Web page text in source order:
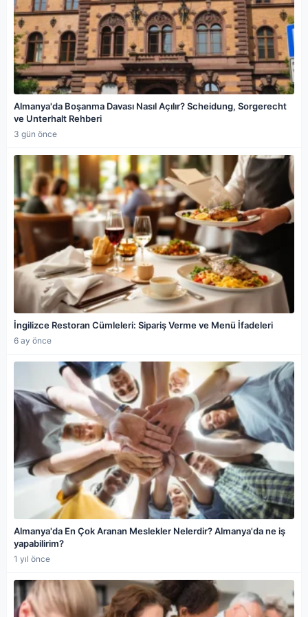
Almanya'da Boşanma Davası Nasıl Açılır? Scheidung, Sorgerecht
ve Unterhalt Rehberi
3 gün önce
İngilizce Restoran Cümleleri: Sipariş Verme ve Menü İfadeleri
6 ay önce
Almanya'da En Çok Aranan Meslekler Nelerdir? Almanya'da ne iş
yapabilirim?
1 yıl önce